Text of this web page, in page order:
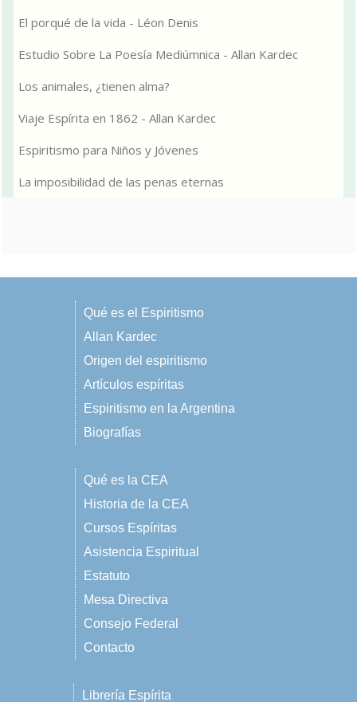
El porqué de la vida - Léon Denis
Estudio Sobre La Poesía Mediúmnica - Allan Kardec
Los animales, ¿tienen alma?
Viaje Espírita en 1862 - Allan Kardec
Espiritismo para Niños y Jóvenes
La imposibilidad de las penas eternas
Qué es el Espiritismo
Allan Kardec
Origen del espiritismo
Artículos espíritas
Espiritismo en la Argentina
Biografías
Qué es la CEA
Historia de la CEA
Cursos Espíritas
Asistencia Espiritual
Estatuto
Mesa Directiva
Consejo Federal
Contacto
Librería Espírita